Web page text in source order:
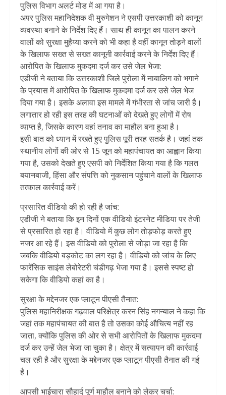
पुलिस विभाग अलर्ट मोड में आ गया है।
अपर पुलिस महानिदेशक वी मुरुगेशन ने एसपी उत्तरकाशी को कानून
व्यवस्था बनाने के निर्देश दिए हैं। साथ ही कानून का पालन करने
वालों को सुरक्षा मुहैय्या करने को भी कहा है वहीं कानून तोड़ने वालों
के खिलाफ सख्त से सख्त कानूनी कार्रवाई करने के निर्देश दिए हैं।
आरोपित के खिलाफ मुकदमा दर्ज कर उसे जेल भेजा:
एडीजी ने बताया कि उत्तरकाशी जिले पुरोला में नाबालिग को भगाने
के प्रयास में आरोपित के खिलाफ मुकदमा दर्ज कर उसे जेल भेज
दिया गया है। इसके अलावा इस मामले में गंभीरता से जांच जारी है।
लगातार हो रही इस तरह की घटनाओं को देखते हुए लोगों में रोष
व्याप्त है, जिसके कारण वहां तनाव का माहौल बना हुआ है।
इसी बात को ध्यान में रखते हुए पुलिस पूरी तरह सतर्क है। जहां तक
स्थानीय लोगों की ओर से 15 जून को महापंचायत का आह्वान किया
गया है, उसको देखते हुए एसपी को निर्देशित किया गया है कि गलत
बयानबाजी, हिंसा और संपत्ति को नुकसान पहुंचाने वालों के खिलाफ
तत्काल कार्रवाई करें।
प्रसारित वीडियो की हो रही है जांच:
एडीजी ने बताया कि इन दिनों एक वीडियो इंटरनेट मीडिया पर तेजी
से प्रसारित हो रहा है। वीडियो में कुछ लोग तोड़फोड़ करते हुए
नजर आ रहे हैं। इस वीडियो को पुरोला से जोड़ा जा रहा है कि
जबकि वीडियो बड़कोट का लग रहा है। वीडियो को जांच के लिए
फारेंसिक साइंस लेबोरेटरी चंडीगढ़ भेजा गया है। इससे स्पष्ट हो
सकेगा कि वीडियो कहां का है।
सुरक्षा के मद्देनजर एक प्लाटून पीएसी तैनात:
पुलिस महानिरीक्षक गढ़वाल परिक्षेत्र करन सिंह नगन्याल ने कहा कि
जहां तक महापंचायत की बात है तो उसका कोई औचित्य नहीं रह
जाता, क्योंकि पुलिस की ओर से सभी आरोपितों के खिलाफ मुकदमा
दर्ज कर उन्हें जेल भेजा जा चुका है। क्षेत्र में सत्यापन की कार्रवाई
चल रही है और सुरक्षा के मद्देनजर एक प्लाटून पीएसी तैनात की गई
है।
आपसी भाईचारा सौहार्द पूर्ण माहौल बनाने को लेकर चर्चा: